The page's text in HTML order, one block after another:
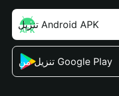
تنزيل Android APK
تنزيل من Google Play